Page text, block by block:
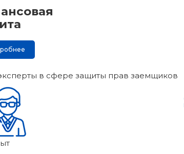
в сфере защиты прав заемщиков